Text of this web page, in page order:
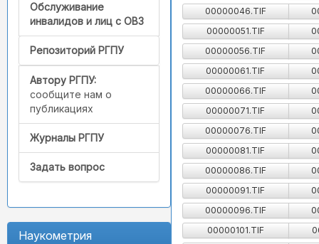
Обслуживание
инвалидов и лиц с ОВЗ
Репозиторий РГПУ
Автору РГПУ:
сообщите нам о
публикациях
Журналы РГПУ
Задать вопрос
Наукометрия
00000046.TIF
00000051.TIF
00000056.TIF
00000061.TIF
00000066.TIF
00000071.TIF
00000076.TIF
00000081.TIF
00000086.TIF
00000091.TIF
00000096.TIF
00000101.TIF